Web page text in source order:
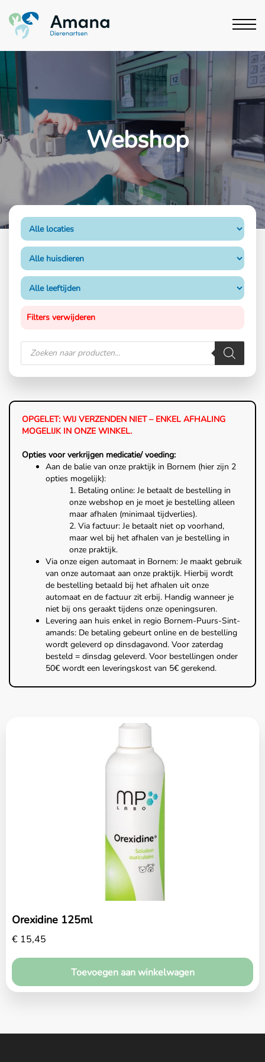
Home
Over ons
Diensten
Amana Zorgplan
Blog
Maak een afspraak
)"> Webshop
Filters verwijderen
OPGELET: WIJ VERZENDEN NIET – ENKEL AFHALING
MOGELIJK IN ONZE WINKEL.
Opties voor verkrijgen medicatie/ voeding:
Aan de balie van onze praktijk in Bornem (hier zijn 2
opties mogelijk):
1. Betaling online: Je betaalt de bestelling in
onze webshop en je moet je bestelling alleen
maar afhalen (minimaal tijdverlies).
2. Via factuur: Je betaalt niet op voorhand,
maar wel bij het afhalen van je bestelling in
onze praktijk.
Via onze eigen automaat in Bornem: Je maakt gebruik
van onze automaat aan onze praktijk. Hierbij wordt
de bestelling betaald bij het afhalen uit onze
automaat en de factuur zit erbij. Handig wanneer je
niet bij ons geraakt tijdens onze openingsuren.
Levering aan huis enkel in regio Bornem-Puurs-Sint-
amands: De betaling gebeurt online en de bestelling
wordt geleverd op dinsdagavond. Voor zaterdag
besteld = dinsdag geleverd. Voor bestellingen onder
50€ wordt een leveringskost van 5€ gerekend.
Orexidine 125ml
€ 15,45
Toevoegen aan winkelwagen